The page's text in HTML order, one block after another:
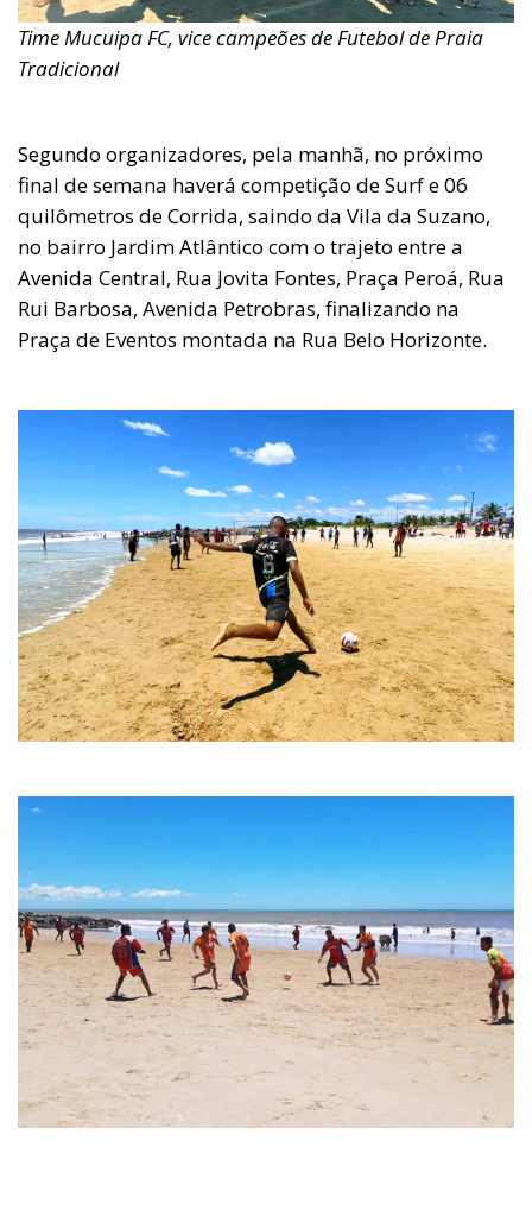
Time Mucuipa FC, vice campeões de Futebol de Praia
Tradicional
Segundo organizadores, pela manhã, no próximo
final de semana haverá competição de Surf e 06
quilômetros de Corrida, saindo da Vila da Suzano,
no bairro Jardim Atlântico com o trajeto entre a
Avenida Central, Rua Jovita Fontes, Praça Peroá, Rua
Rui Barbosa, Avenida Petrobras, finalizando na
Praça de Eventos montada na Rua Belo Horizonte.